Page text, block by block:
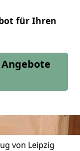
für Ihren
von Leipzig